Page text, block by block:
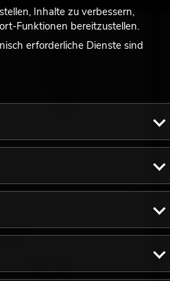
Inhalte zu verbessern,
Funktionen bereitzustellen.
erforderliche Dienste sind